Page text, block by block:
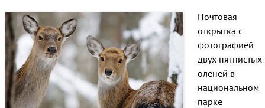
Почтовая
открыткас
фотографией
двух пятнистых
оленей в
национальном
парке